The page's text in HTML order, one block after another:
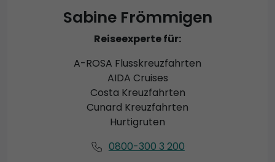
Sabine Frömmigen
Reiseexperte für:
A-ROSA Flusskreuzfahrten
AIDA Cruises
Costa Kreuzfahrten
Cunard Kreuzfahrten
Hurtigruten
0800-300 3 200